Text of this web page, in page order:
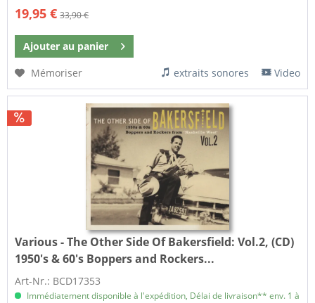
19,95 € 33,90 €
Ajouter au panier
Mémoriser
extraits sonores Video
Various - The Other Side Of Bakersfield: Vol.2, (CD)
1950's & 60's Boppers and Rockers...
Art-Nr.: BCD17353
Immédiatement disponible à l'expédition, Délai de livraison** env. 1 à